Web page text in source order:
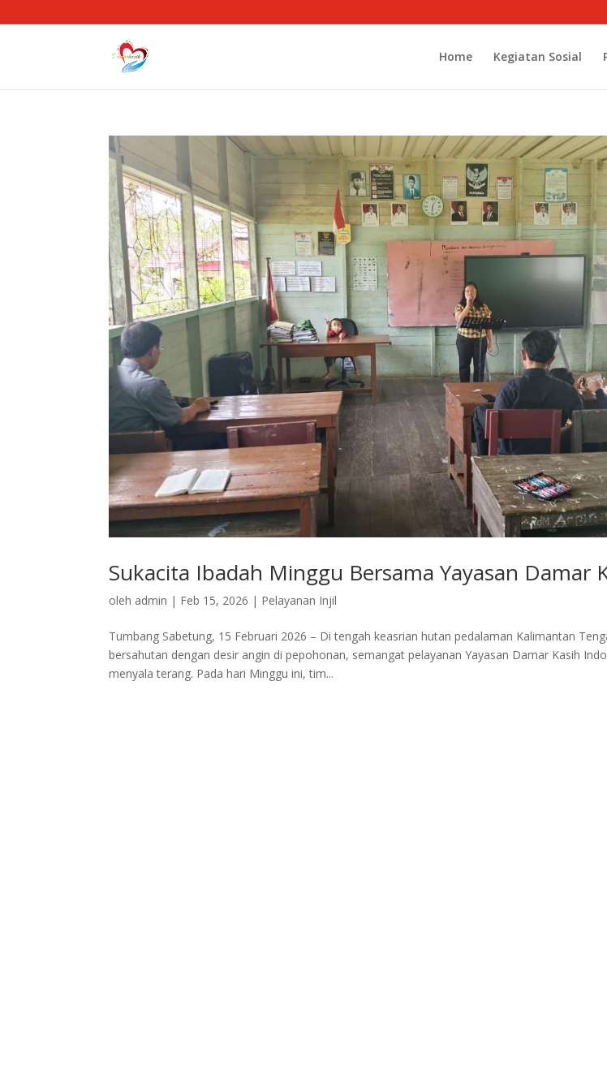
Home Kegiatan Sosial
Sukacita Ibadah Minggu Bersama Yayasan Damar
oleh admin | Feb 15, 2026 | Pelayanan Injil
Tumbang Sabetung, 15 Februari 2026 – Di tengah keasrian hutan pedalaman Kalimantan
bersahutan dengan desir angin di pepohonan, semangat pelayanan Yayasan Damar Kasih
menyala terang. Pada hari Minggu ini, tim...